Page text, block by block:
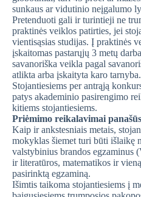
sunkaus ar vidutinio neįgalumo
Pretenduoti gali ir turintieji ne
praktinės veiklos patirties, jei
vientisąsias studijas. Į praktinės
įskaitomas pastarųjų 3 metų
savanoriška veikla pagal
atlikta arba įskaityta karo tarnyba.
Stojantiesiems per antrąją
patys akademinio pasirengimo
kitiems stojantiesiems.
Priėmimo reikalavimai
Kaip ir ankstesniais metais,
mokyklas šiemet turi būti išlaikę
valstybinius brandos egzaminus
ir literatūros, matematikos ir
pasirinktą egzaminą.
Išimtis taikoma stojantiesiems į